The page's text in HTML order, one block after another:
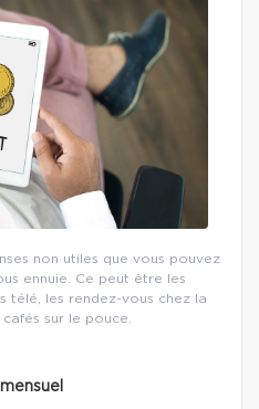
non utiles que vous pouvez
ennuie. Ce peut être les
télé, les rendez-vous chez la
sur le pouce.